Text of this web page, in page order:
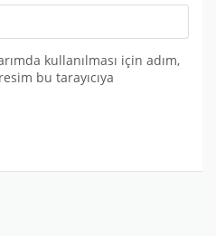
kullanılması için adım,
bu tarayıcıya